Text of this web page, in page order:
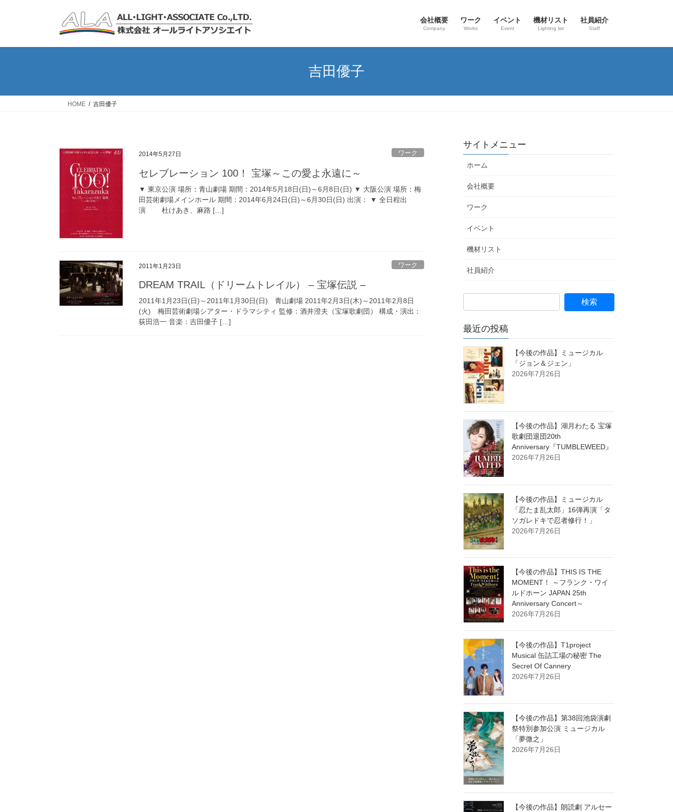
会社概要
Company
ワーク
Works
イベント
Event
機材リスト
Lighting list
社員紹介
Staff
吉田優子
HOME 吉田優子
2014年5月27日 ワーク
セレブレーション 100！ 宝塚～この愛よ永遠に～
▼ 東京公演 場所：青山劇場 期間：2014年5月18日(日)～6月8日(日) ▼ 大阪公演 場所：梅
田芸術劇場メインホール 期間：2014年6月24日(日)～6月30日(日) 出演： ▼ 全日程出
演 杜けあき、麻路 […]
2011年1月23日 ワーク
DREAM TRAIL（ドリームトレイル） – 宝塚伝説 –
2011年1月23日(日)～2011年1月30日(日) 青山劇場 2011年2月3日(木)～2011年2月8日
(火) 梅田芸術劇場シアター・ドラマシティ 監修：酒井澄夫（宝塚歌劇団） 構成・演出：
荻田浩一 音楽：吉田優子 […]
サイトメニュー
ホーム
会社概要
ワーク
イベント
機材リスト
社員紹介
最近の投稿
【今後の作品】ミュージカル
「ジョン＆ジェン」
2026年7月26日
【今後の作品】湖月わたる 宝塚
歌劇団退団20th
Anniversary『TUMBLEWEED』
2026年7月26日
【今後の作品】ミュージカル
「忍たま乱太郎」16弾再演「タ
ソガレドキで忍者修行！」
2026年7月26日
【今後の作品】THIS IS THE
MOMENT！ ～フランク・ワイ
ルドホーン JAPAN 25th
Anniversary Concert～
2026年7月26日
【今後の作品】T1project
Musical 缶詰工場の秘密 The
Secret Of Cannery
2026年7月26日
【今後の作品】第38回池袋演劇
祭特別参加公演 ミュージカル
「夢微之」
2026年7月26日
【今後の作品】朗読劇 アルセー